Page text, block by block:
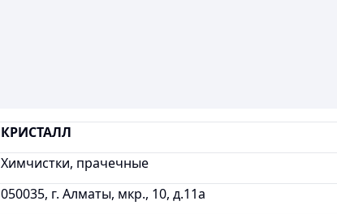
КРИСТАЛЛ
Химчистки, прачечные
050035, г. Алматы, мкр., 10, д.11а